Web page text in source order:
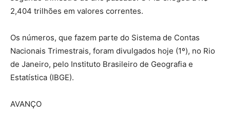
2,404 trilhões em valores correntes.
Os números, que fazem parte do Sistema de Contas
Nacionais Trimestrais, foram divulgados hoje (1º), no Rio
de Janeiro, pelo Instituto Brasileiro de Geografia e
Estatística (IBGE).
AVANÇO